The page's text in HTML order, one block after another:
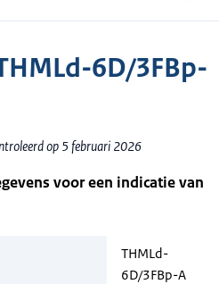
6D/3FBp-
op 5 februari 2026
voor een indicatie van
THMLd-
6D/3FBp-A